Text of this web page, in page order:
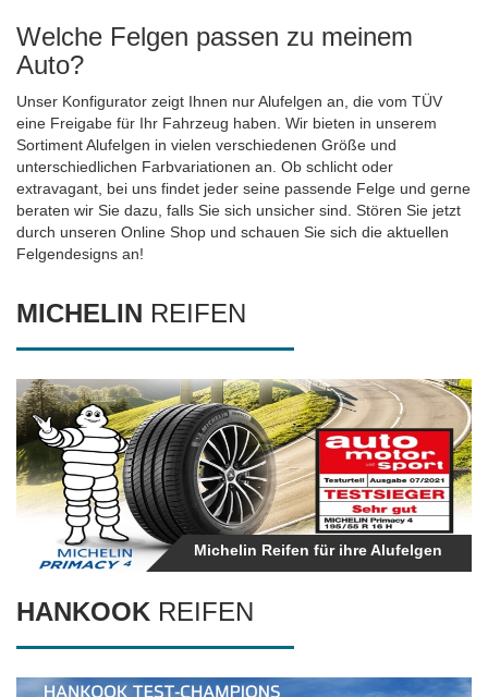
Welche Felgen passen zu meinem
Auto?
Unser Konfigurator zeigt Ihnen nur Alufelgen an, die vom TÜV
eine Freigabe für Ihr Fahrzeug haben. Wir bieten in unserem
Sortiment Alufelgen in vielen verschiedenen Größe und
unterschiedlichen Farbvariationen an. Ob schlicht oder
extravagant, bei uns findet jeder seine passende Felge und gerne
beraten wir Sie dazu, falls Sie sich unsicher sind. Stören Sie jetzt
durch unseren Online Shop und schauen Sie sich die aktuellen
Felgendesigns an!
MICHELIN REIFEN
Kompletträder mit Michelin Reifen
Michelin Reifen für ihre Alufelgen
HANKOOK REIFEN
Hankook Reifen für ihre Räder